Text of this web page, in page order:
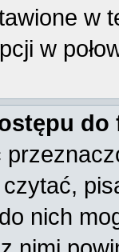
w
w
do
nich